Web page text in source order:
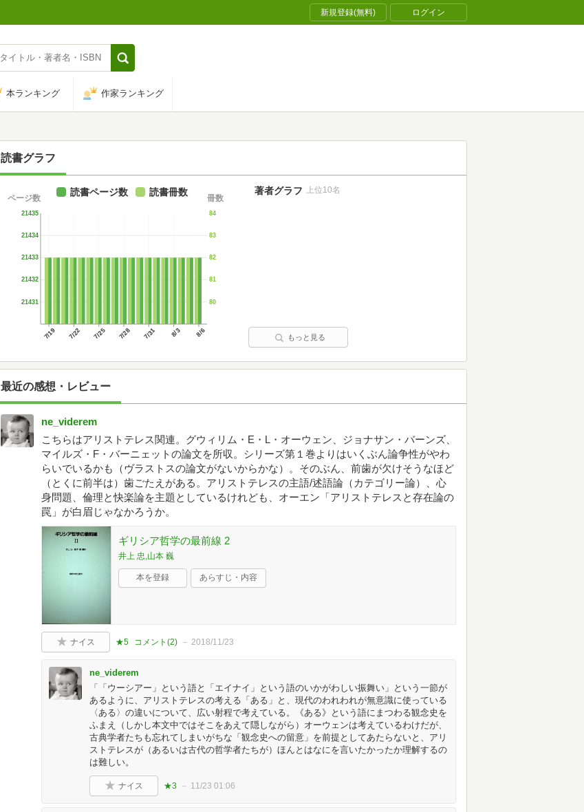
新規登録(無料) ログイン
本ランキング 作家ランキング
読書グラフ
7/19 7/22 7/25 7/28 7/31 8/3 8/6
21431
21432
21433
21434
21435
ページ数
80
81
82
83
84
冊数
読書ページ数 読書冊数 著者グラフ 上位10名
もっと見る
最近の感想・レビュー
ne_viderem
こちらはアリストテレス関連。グウィリム・E・L・オーウェン、ジョナサン・バーンズ、
マイルズ・F・バーニェットの論文を所収。シリーズ第１巻よりはいくぶん論争性がやわ
らいでいるかも（ヴラストスの論文がないからかな）。そのぶん、前歯が欠けそうなほど
（とくに前半は）歯ごたえがある。アリストテレスの主語/述語論（カテゴリー論）、心
身問題、倫理と快楽論を主題としているけれども、オーエン「アリストテレスと存在論の
罠」が白眉じゃなかろうか。
ギリシア哲学の最前線 2
井上 忠,山本 巍
本を登録 あらすじ・内容
ナイス ★5 コメント(2) 2018/11/23
ne_viderem
「「ウーシアー」という語と「エイナイ」という語のいかがわしい振舞い」という一節が
あるように、アリストテレスの考える「ある」と、現代のわれわれが無意識に使っている
〈ある〉の違いについて、広い射程で考えている。《ある》という語にまつわる観念史を
ふまえ（しかし本文中ではそこをあえて隠しながら）オーウェンは考えているわけだが、
古典学者たちも忘れてしまいがちな「観念史への留意」を前提としてあたらないと、アリ
ストテレスが（あるいは古代の哲学者たちが）ほんとはなにを言いたかったか理解するの
は難しい。
ナイス ★3 11/23 01:06